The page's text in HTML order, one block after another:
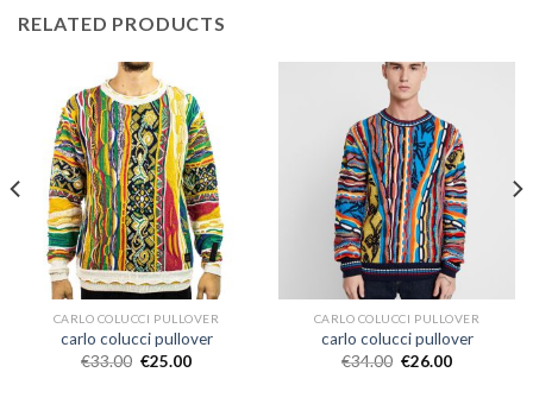
RELATED PRODUCTS
CARLO COLUCCI PULLOVER
carlo colucci pullover
€33.00 €25.00
CARLO COLUCCI PULLOVER
carlo colucci pullover
€34.00 €26.00